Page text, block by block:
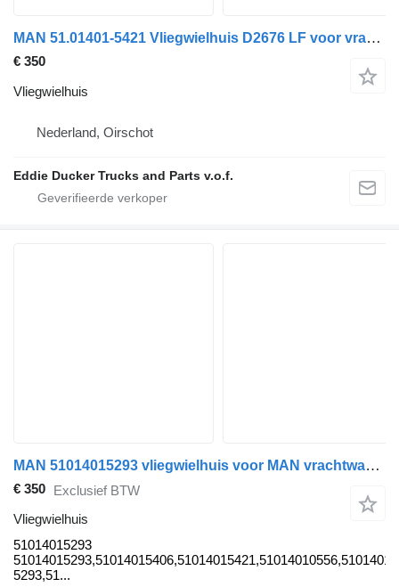
MAN 51.01401-5421 Vliegwielhuis D2676 LF voor vrachtwagen
€ 350
Vliegwielhuis
Nederland, Oirschot
Eddie Ducker Trucks and Parts v.o.f.
MAN 51014015293 vliegwielhuis voor MAN vrachtwagen
€ 350 Exclusief BTW
Vliegwielhuis
51014015293
5293,51...